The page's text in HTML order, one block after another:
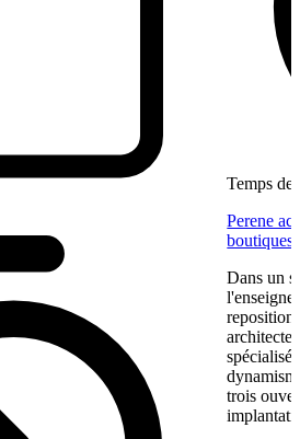
Temps de
Perene
boutiques
Dans un
l'enseigne
spécialisé
trois